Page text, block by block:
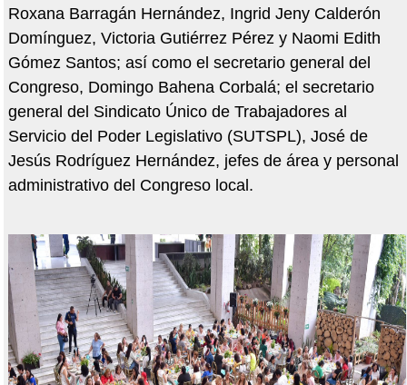
Roxana Barragán Hernández, Ingrid Jeny Calderón
Domínguez, Victoria Gutiérrez Pérez y Naomi Edith
Gómez Santos; así como el secretario general del
Congreso, Domingo Bahena Corbalá; el secretario
general del Sindicato Único de Trabajadores al
Servicio del Poder Legislativo (SUTSPL), José de
Jesús Rodríguez Hernández, jefes de área y personal
administrativo del Congreso local.